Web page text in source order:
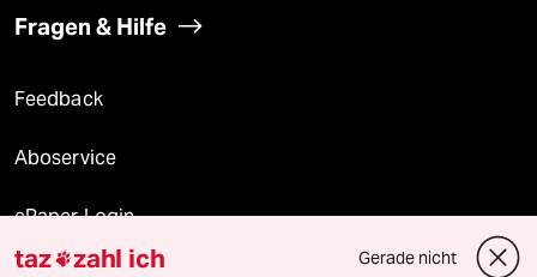
Fragen & Hilfe
Feedback
Aboservice
ePaper Login
taz zahl ich Gerade nicht